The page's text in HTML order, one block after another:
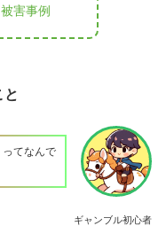
害事例
と
ギャンブル初心者
ってなんで